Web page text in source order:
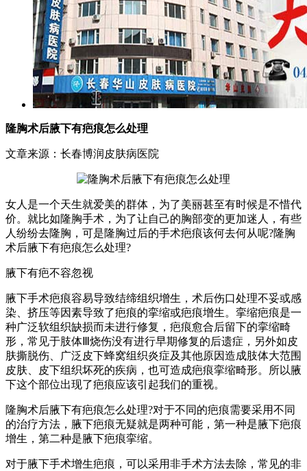
隆胸术后腋下有疤痕怎么处理
文章来源：长春博润皮肤病医院
女人是一个天生就爱美的群体，为了美丽甚至有时候是不惜代
价。就比如隆胸手术，为了让自己的胸部变的更加迷人，有些
人纷纷去隆胸，可是隆胸过后的手术疤痕该何去何从呢?隆胸
术后腋下有疤痕怎么处理?
腋下有疤不容忽视
腋下手术疤痕容易导致结缔组织增生，术后伤口处理不妥或感
染、挤压等因素导致了疤痕的挛缩或疤痕增生。挛缩疤痕是一
种广泛软组织缺损而未进行修复，疤痕愈合后留下的挛缩畸
形，常见于肢体Ⅲ烧伤没有进行早期修复的后遗症，另外如皮
肤撕脱伤、广泛皮下蜂窝组织炎症及其他原因造成肢体大范围
皮肤、皮下组织坏死的疾病，也可造成疤痕挛缩畸形。所以腋
下这个部位出现了疤痕应该引起我们的重视。
隆胸术后腋下有疤痕怎么处理?对于不同的疤痕需要采用不同
的治疗方法，腋下疤痕无疑就是两种可能，第一种是腋下疤痕
增生，第二种是腋下疤痕挛缩。
对于腋下手术增生疤痕，可以采用非手术方法去除，常见的非